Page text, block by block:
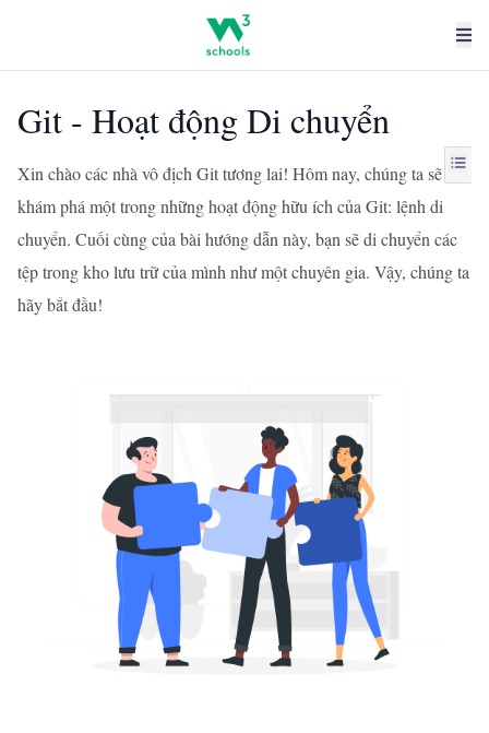
Git - Hoạt động Di chuyển
Xin chào các nhà vô địch Git tương lai! Hôm nay, chúng ta sẽ
khám phá một trong những hoạt động hữu ích của Git: lệnh di
chuyển. Cuối cùng của bài hướng dẫn này, bạn sẽ di chuyển các
tệp trong kho lưu trữ của mình như một chuyên gia. Vậy, chúng ta
hãy bắt đầu!